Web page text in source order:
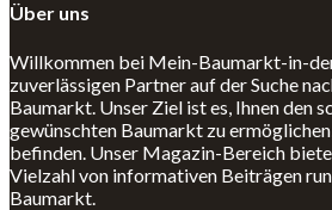
Über uns
Willkommen bei Mein-Baumarkt-in-
zuverlässigen Partner auf der Suche
Baumarkt. Unser Ziel ist es, Ihnen den
gewünschten Baumarkt zu
befinden. Unser Magazin-Bereich
Vielzahl von informativen Beiträgen
Baumarkt.